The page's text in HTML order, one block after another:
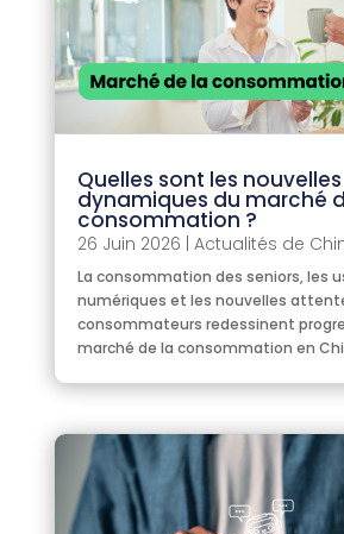
Quelles sont les nouvelles
dynamiques du marché
consommation ?
26 Juin 2026 | Actualités de
La consommation des seniors, les
numériques et les nouvelles
consommateurs redessinent
marché de la consommation en